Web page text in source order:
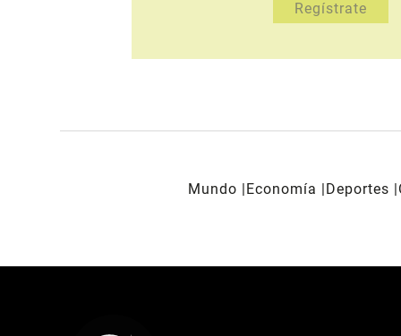
Mundo Economía Deportes